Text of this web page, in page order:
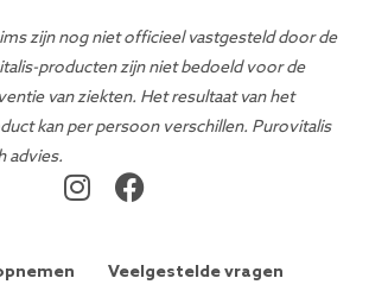
zijn nog niet officieel vastgesteld door de
producten zijn niet bedoeld voor de
van ziekten. Het resultaat van het
kan per persoon verschillen. Purovitalis
advies.
Veelgestelde vragen